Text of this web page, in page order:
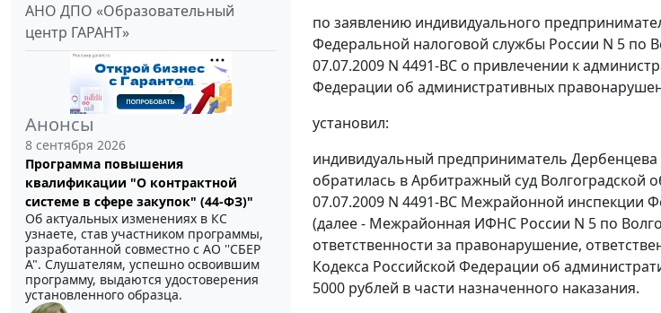
АНО ДПО «Образовательный
центр ГАРАНТ»
Анонсы
8 сентября 2026
Программа повышения
квалификации "О контрактной
системе в сфере закупок" (44-ФЗ)"
Об актуальных изменениях в КС
узнаете, став участником программы,
разработанной совместно с АО ''СБЕР
А". Слушателям, успешно освоившим
программу, выдаются удостоверения
установленного образца.
по заявлению индивидуального
Федеральной налоговой службы России N 5 по
07.07.2009 N 4491-ВС о привлечении к
Федерации об административных
установил:
индивидуальный предприниматель
обратилась в Арбитражный суд Волгоградской
07.07.2009 N 4491-ВС Межрайонной инспекции
(далее - Межрайонная ИФНС России N 5 по
ответственности за правонарушение,
Кодекса Российской Федерации об
5000 рублей в части назначенного наказания.